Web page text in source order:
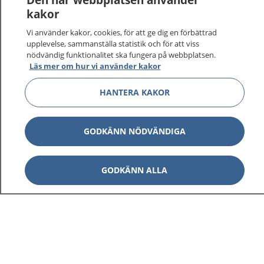
På 1177.se får du råd om hälsa och information om
sjukdomar och vilka mottagningar du kan kontakta.
Logga in för att läsa din journal och göra dina
vårdärenden. Ring telefonnummer 1177 för
sjukvårdsrådgivning dygnet runt.
1177 ger dig råd när du vill må bättre.
1177 på flera språk Visa
kakor
Vi använder kakor, cookies, för att ge dig en förbättrad
upplevelse, sammanställa statistik och för att viss
nödvändig funktionalitet ska fungera på webbplatsen.
Läs mer om hur vi använder kakor
HANTERA KAKOR
GODKÄNN NÖDVÄNDIGA
GODKÄNN ALLA